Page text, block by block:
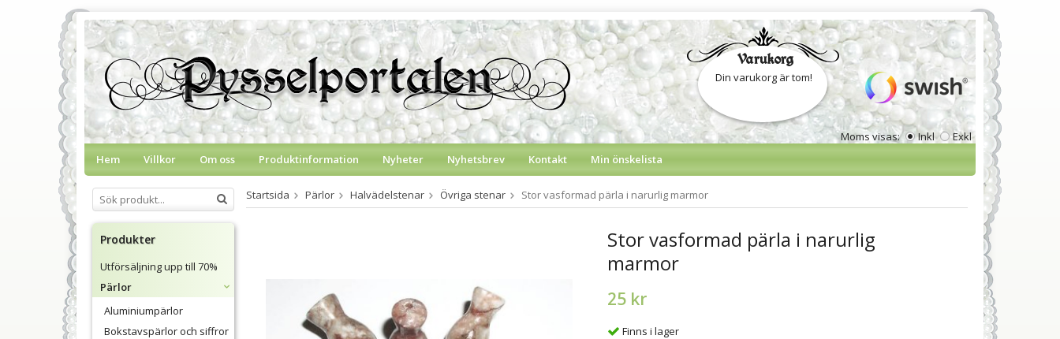
Moms visas: Inkl Exkl
Varukorg
Din varukorg är tom!
Hem Villkor Om oss Produktinformation Nyheter Nyhetsbrev Kontakt Min önskelista
Produkter
Utförsäljning upp till 70%
Pärlor
Aluminiumpärlor
Bokstavspärlor och siffror
Startsida Pärlor Halvädelstenar Övriga stenar Stor vasformad pärla i narurlig marmor
Stor vasformad pärla i narurlig
marmor
25 kr
Finns i lager